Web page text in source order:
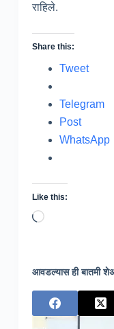
राहिले.
Share this:
Tweet
Telegram
Post
WhatsApp
Like this:
Loading…
आवडल्यास ही बातमी